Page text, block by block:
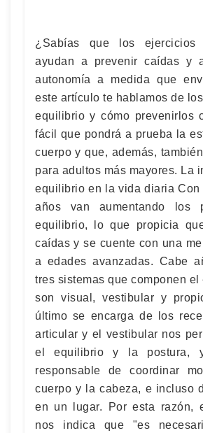
¿Sabías que los ejercicios
ayudan a prevenir caídas y
autonomía a medida que
este artículo te hablamos de
equilibrio y cómo prevenirlos
fácil que pondrá a prueba la
cuerpo y que, además,
para adultos más mayores. La
equilibrio en la vida diaria
años van aumentando los
equilibrio, lo que propicia
caídas y se cuente con una
a edades avanzadas. Cabe
tres sistemas que componen
son visual, vestibular y
último se encarga de los
articular y el vestibular nos
el equilibrio y la postura,
responsable de coordinar
cuerpo y la cabeza, e incluso
en un lugar. Por esta razón,
nos indica que "es